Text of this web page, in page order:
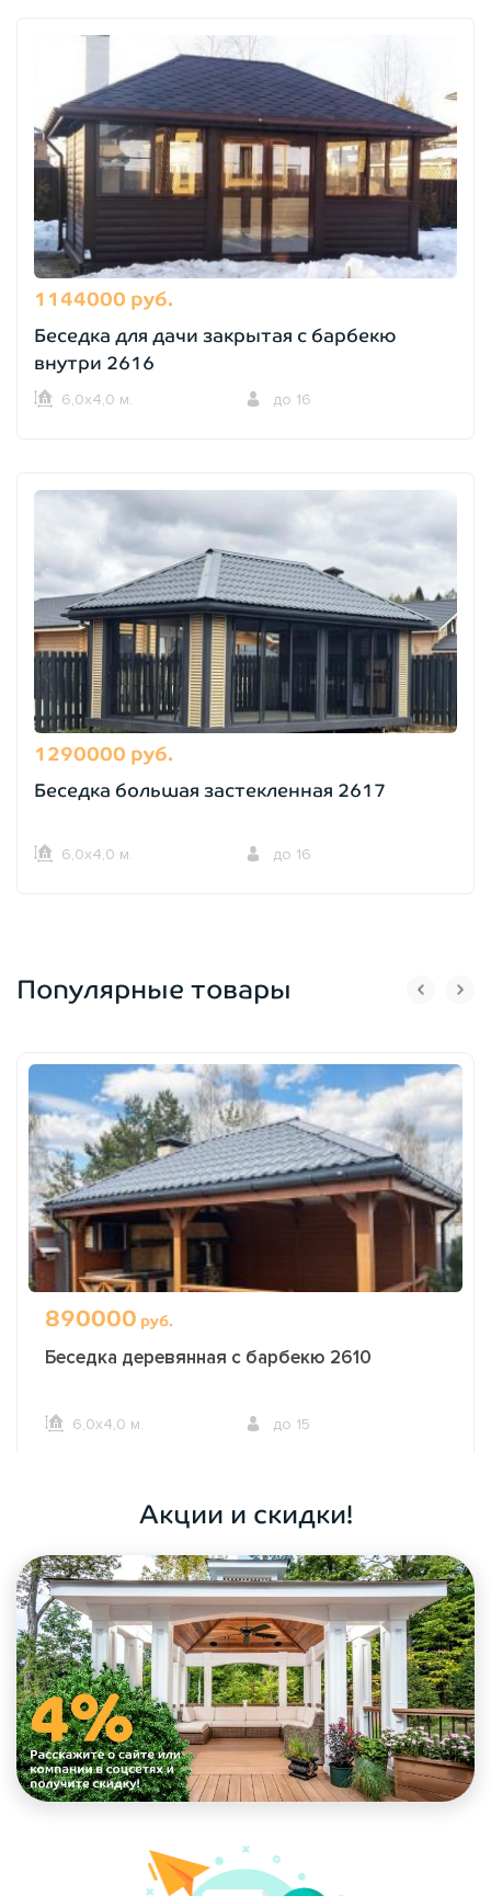
1144000 руб.
Беседка для дачи закрытая с барбекю
внутри 2616
6,0х4,0 м. до 16
1290000 руб.
Беседка большая застекленная 2617
6,0х4,0 м. до 16
Популярные товары
890000 руб.
Беседка деревянная с барбекю 2610
6,0х4,0 м. до 15
Акции и скидки!